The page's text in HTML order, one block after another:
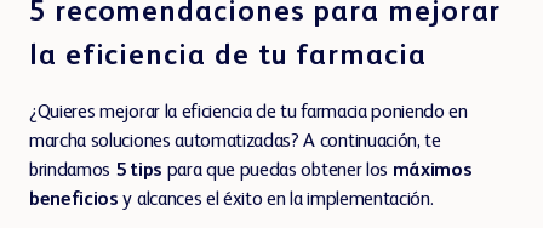
SOLUCIONES DE TRANSPORTE
BD Rowa™ Crate y Cinta de Rodillos
BD Rowa™ Sistemas de Transporte
5 recomendaciones para mejorar
la eficiencia de tu farmacia
¿Quieres mejorar la eficiencia de tu farmacia poniendo en
marcha soluciones automatizadas? A continuación, te
brindamos 5 tips para que puedas obtener los máximos
beneficios y alcances el éxito en la implementación.